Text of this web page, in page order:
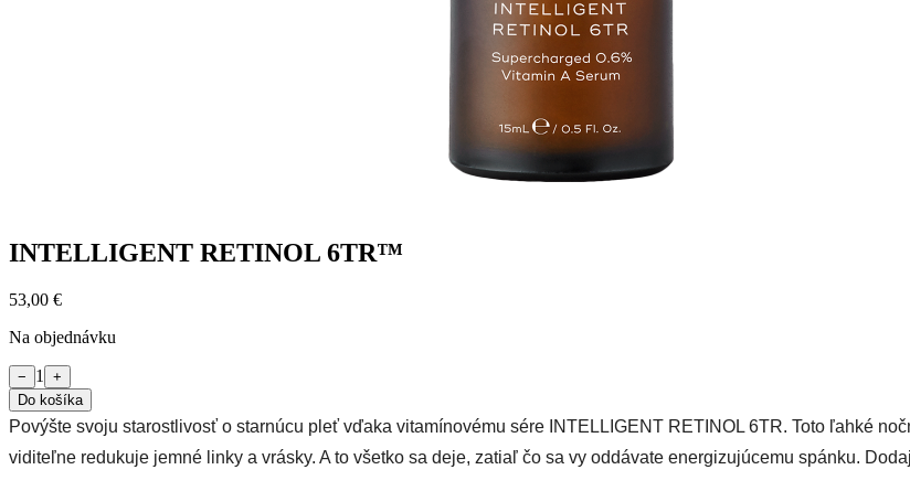
INTELLIGENT RETINOL 6TR™
53,00 €
Na objednávku
− 1
+
Do košíka
Povýšte svoju starostlivosť o starnúcu pleť vďaka vitamínovému sére INTELLIGENT RETINOL 6TR. Toto ľahké
viditeľne redukuje jemné linky a vrásky. A to všetko sa deje, zatiaľ čo sa vy oddávate energizujúcemu spánku.